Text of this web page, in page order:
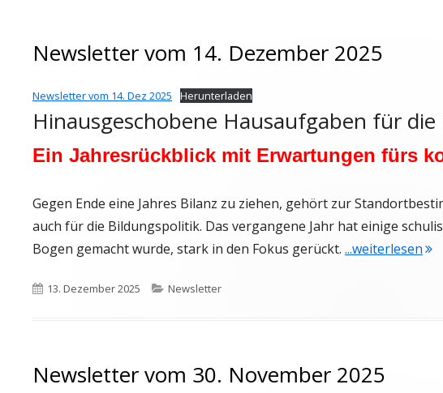
Newsletter vom 14. Dezember 2025
Newsletter vom 14. Dez 2025 Herunterladen
Hinausgeschobene Hausaufgaben für
Ein Jahresrückblick mit Erwartungen fürs
Gegen Ende eine Jahres Bilanz zu ziehen, gehört zur
auch für die Bildungspolitik. Das vergangene Jahr hat einige
Bogen gemacht wurde, stark in den Fokus gerückt. ...weiterlesen
Veröffentlicht
13. Dezember 2025 Kategorien
Newsletter
Newsletter vom 30. November 2025